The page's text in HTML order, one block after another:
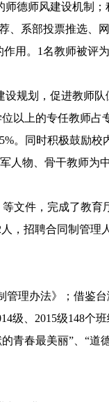
德师风建设机制；
、系部投票推选、
用。1名教师被评
规划，促进教师队
以上的专任教师占
。同时积极鼓励
人物、骨干教师为
文件，完成了教育
，招聘合同制管理
理办法》；借鉴
级、2015级148个
青春最美丽”、“道